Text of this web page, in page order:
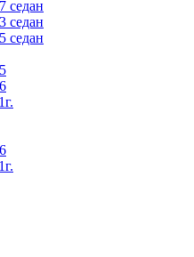
седан
седан
седан